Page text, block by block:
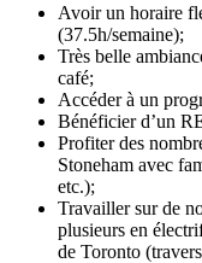
Avoir un horaire
(37.5h/semaine);
Très belle
café;
Accéder à un
Bénéficier d’un
Profiter des
Stoneham avec
etc.);
Travailler sur de
plusieurs en
de Toronto